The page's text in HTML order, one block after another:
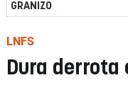
GRANIZO
LNFS
Dura derrota